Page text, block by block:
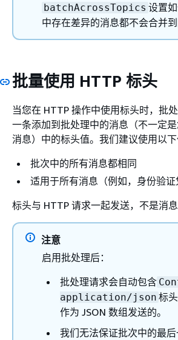
batchAcrossTopics 设置
中存在差异的消息都不会合并到
批量使用 HTTP 标头
当您在 HTTP 操作中使用标头时，批
一条添加到批处理中的消息（不一定
消息）中的标头值。我们建议使用以下
批次中的所有消息都相同
适用于所有消息（例如，身份验证
标头与 HTTP 请求一起发送，不是消息
注意
启用批处理后：
批处理请求会自动包含
application/json 标
作为 JSON 数组发送的。
我们无法保证批次中的最